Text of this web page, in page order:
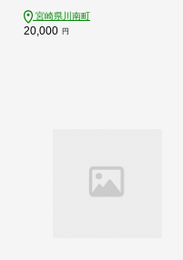
宮崎県川南町
20,000 円